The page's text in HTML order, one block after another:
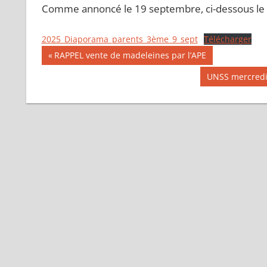
Comme annoncé le 19 septembre, ci-dessous
2025_Diaporama_parents_3ème_9_sept Télécharger
Navigation
l’article
Publication
RAPPEL vente de madeleines par l’APE
Publication
suivante :
UNSS